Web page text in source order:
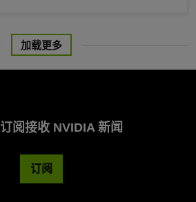
加载更多
订阅接收 NVIDIA 新闻
订阅